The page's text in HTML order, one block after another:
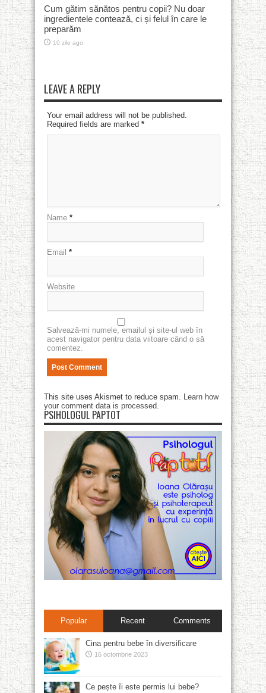
Cum gătim sănătos pentru copii? Nu doar
ingredientele contează, ci și felul în care le
preparăm
10 zile ago
LEAVE A REPLY
Your email address will not be published.
Required fields are marked *
Name *
Email *
Website
Salvează-mi numele, emailul și site-ul web în
acest navigator pentru data viitoare când o să
comentez.
This site uses Akismet to reduce spam. Learn how
your comment data is processed.
PSIHOLOGUL PAPTOT
Popular Recent Comments
Cina pentru bebe în diversificare
16 octombrie 2023
Ce pește îi este permis lui bebe?